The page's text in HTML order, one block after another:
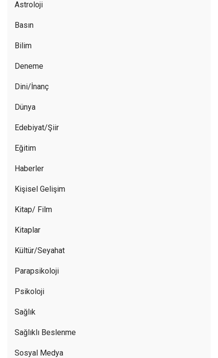
Astroloji
Basın
Bilim
Deneme
Dini/İnanç
Dünya
Edebiyat/Şiir
Eğitim
Haberler
Kişisel Gelişim
Kitap/ Film
Kitaplar
Kültür/Seyahat
Parapsikoloji
Psikoloji
Sağlık
Sağlıklı Beslenme
Sosyal Medya